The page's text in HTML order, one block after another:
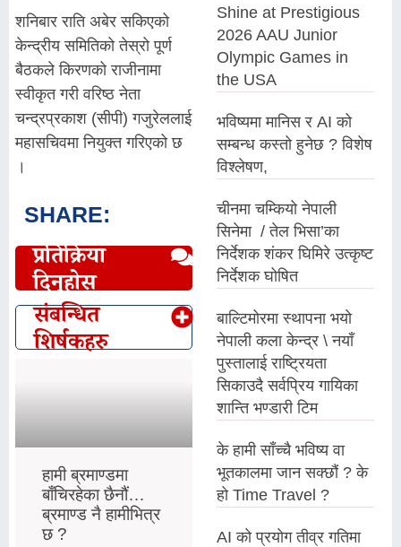
शनिबार राति अबेर सकिएको
केन्द्रीय समितिको तेस्रो पूर्ण
बैठकले किरणको राजीनामा
स्वीकृत गरी वरिष्ठ नेता
चन्द्रप्रकाश (सीपी) गजुरेललाई
महासचिवमा नियुक्त गरिएको छ
।
SHARE:
प्रतिक्रिया
दिनुहोस्
संबन्धित
शिर्षकहरु
हामी ब्रमाण्डमा
बाँचिरहेका छैनौं…
ब्रमाण्ड नै हामीभित्र
छ ?
Shine at Prestigious
2026 AAU Junior
Olympic Games in
the USA
भविष्यमा मानिस र AI को
सम्बन्ध कस्तो हुनेछ ? विशेष
विश्लेषण,
चीनमा चम्कियो नेपाली
सिनेमा / तेल भिसा’का
निर्देशक शंकर घिमिरे उत्कृष्ट
निर्देशक घोषित
बाल्टिमोरमा स्थापना भयो
नेपाली कला केन्द्र \ नयाँ
पुस्तालाई राष्ट्रियता
सिकाउदै सर्वप्रिय गायिका
शान्ति भण्डारी टिम
के हामी साँच्चै भविष्य वा
भूतकालमा जान सक्छौं ? के
हो Time Travel ?
AI को प्रयोग तीव्र गतिमा